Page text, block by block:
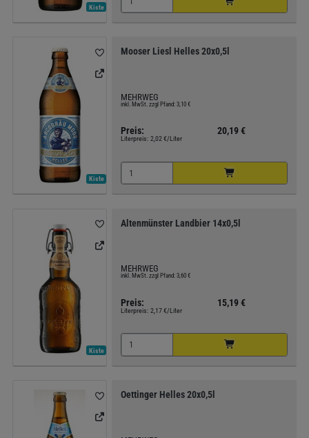
Kiste
Kiste
Mooser Liesl Helles 20x0,5l
MEHRWEG
inkl. MwSt. zzgl Pfand: 3,10 €
Preis: 20,19 €
Literpreis: 2,02 €/Liter
Kiste
Altenmünster Landbier 14x0,5l
MEHRWEG
inkl. MwSt. zzgl Pfand: 3,60 €
Preis: 15,19 €
Literpreis: 2,17 €/Liter
Oettinger Helles 20x0,5l